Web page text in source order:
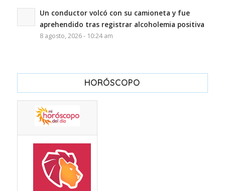
Un conductor volcó con su camioneta y fue
aprehendido tras registrar alcoholemia positiva
8 agosto, 2026 - 10:24 am
HORÓSCOPO